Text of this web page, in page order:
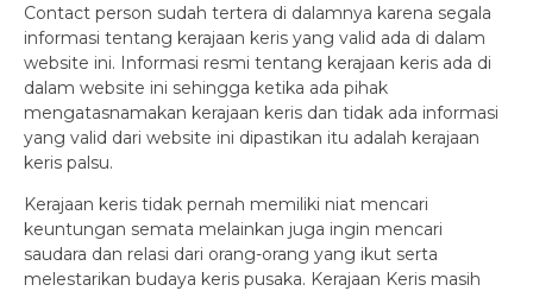
Contact person sudah tertera di dalamnya karena segala
informasi tentang kerajaan keris yang valid ada di dalam
website ini. Informasi resmi tentang kerajaan keris ada di
dalam website ini sehingga ketika ada pihak
mengatasnamakan kerajaan keris dan tidak ada informasi
yang valid dari website ini dipastikan itu adalah kerajaan
keris palsu.
Kerajaan keris tidak pernah memiliki niat mencari
keuntungan semata melainkan juga ingin mencari
saudara dan relasi dari orang-orang yang ikut serta
melestarikan budaya keris pusaka. Kerajaan Keris masih